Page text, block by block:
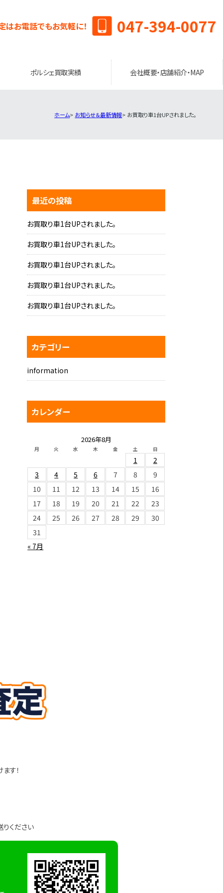
はお電話でもお気軽に！ 047-394-0077
ポルシェ買取実績 会社概要・店舗紹介・MAP
ホーム お知らせ＆最新情報 お買取り車1台UPされました。
最近の投稿
お買取り車1台UPされました。
お買取り車1台UPされました。
お買取り車1台UPされました。
お買取り車1台UPされました。
お買取り車1台UPされました。
カテゴリー
information
カレンダー
2026年8月
月 火 水 木 金 土 日
« 7月
1
2
3
4 5 6 7 8
9
10
11 12 13 14 15
16
17
18 19 20 21 22
23
24
25 26 27 28 29
30
31
す！
ください